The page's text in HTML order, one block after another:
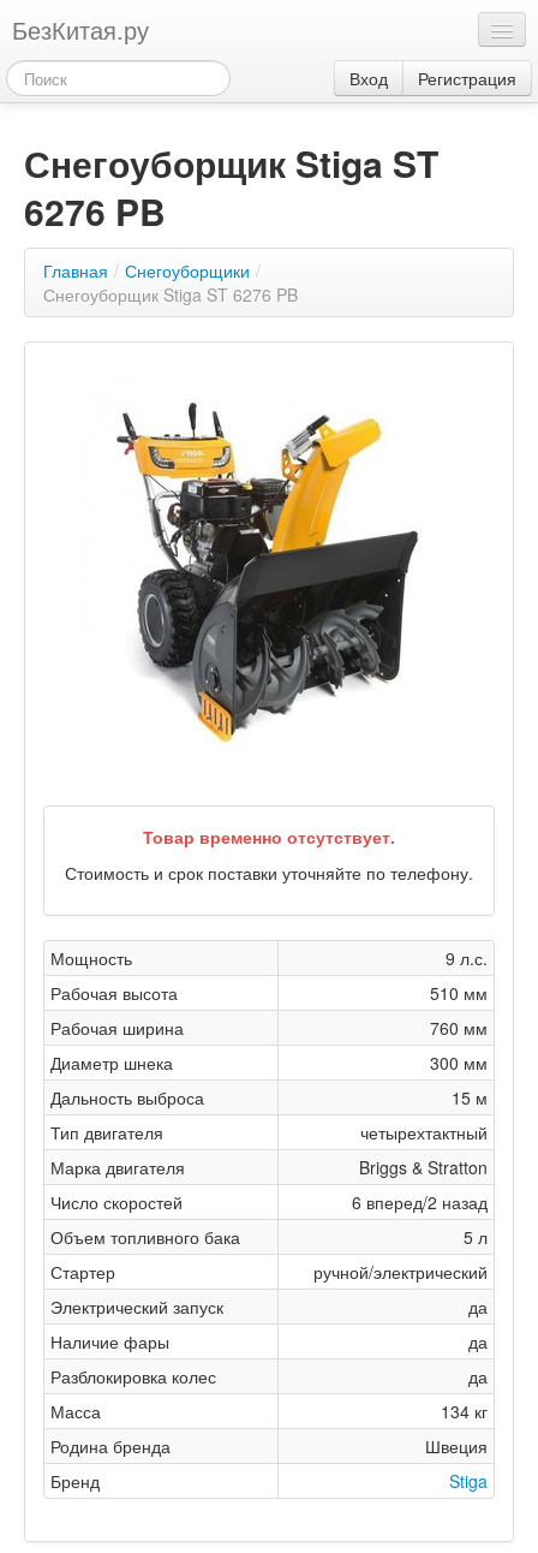
БезКитая.ру
Каталог
Контакты
Акции
3
Вход Регистрация
Снегоуборщик Stiga ST
6276 PB
Главная / Снегоуборщики /
Снегоуборщик Stiga ST 6276 PB
Товар временно отсутствует.
Стоимость и срок поставки уточняйте по телефону.
Мощность
9 л.с.
Рабочая высота
510 мм
Рабочая ширина
760 мм
Диаметр шнека
300 мм
Дальность выброса
15 м
Тип двигателя
четырехтактный
Марка двигателя
Briggs & Stratton
Число скоростей
6 вперед/2 назад
Объем топливного бака
5 л
Стартер
ручной/электрический
Электрический запуск
да
Наличие фары
да
Разблокировка колес
да
Масса
134 кг
Родина бренда
Швеция
Бренд
Stiga